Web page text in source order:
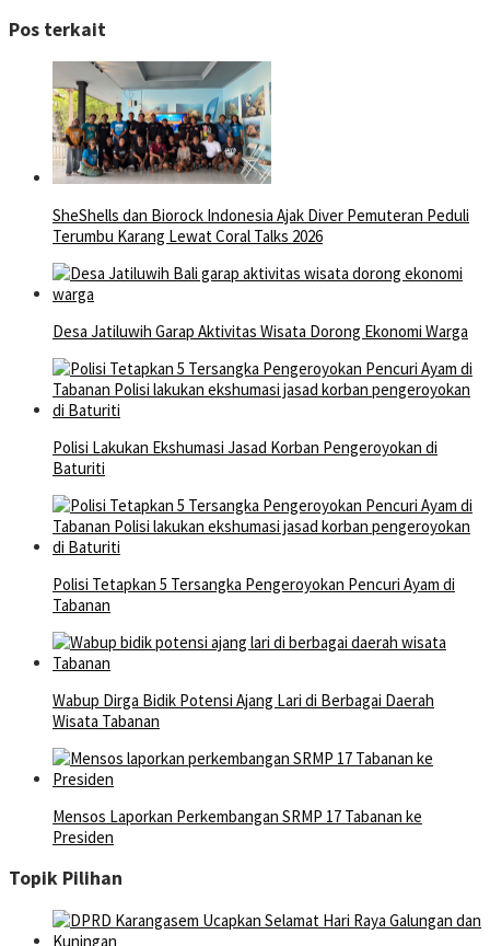
Pos terkait
SheShells dan Biorock Indonesia Ajak Diver Pemuteran Peduli
Terumbu Karang Lewat Coral Talks 2026
Desa Jatiluwih Garap Aktivitas Wisata Dorong Ekonomi Warga
Polisi Lakukan Ekshumasi Jasad Korban Pengeroyokan di
Baturiti
Polisi Tetapkan 5 Tersangka Pengeroyokan Pencuri Ayam di
Tabanan
Wabup Dirga Bidik Potensi Ajang Lari di Berbagai Daerah
Wisata Tabanan
Mensos Laporkan Perkembangan SRMP 17 Tabanan ke
Presiden
Topik Pilihan